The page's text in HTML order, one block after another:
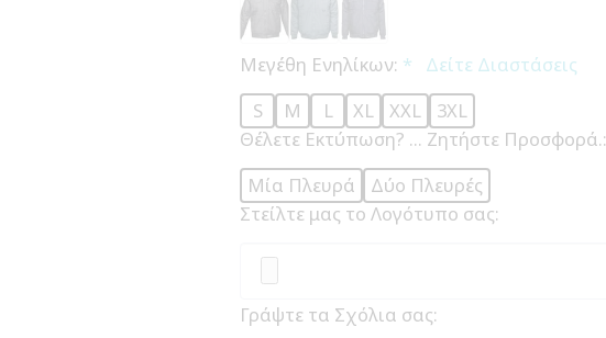
Μεγέθη Ενηλίκων: *
Δείτε Διαστάσεις
S
M L XL XXL
3XL
Θέλετε Εκτύπωση? ... Ζητήστε Προσφορά.:
Μία Πλευρά
Δύο Πλευρές
Στείλτε μας το Λογότυπο σας:
Γράψτε τα Σχόλια σας: